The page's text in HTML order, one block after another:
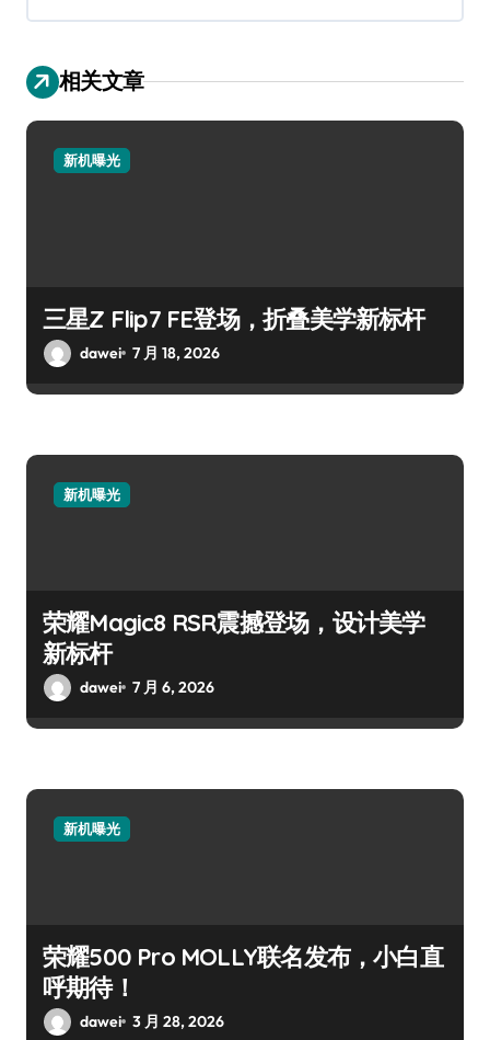
相关文章
新机曝光
三星Z Flip7 FE登场，折叠美学新标杆
dawei 7 月 18, 2026
新机曝光
荣耀Magic8 RSR震撼登场，设计美学
新标杆
dawei 7 月 6, 2026
新机曝光
荣耀500 Pro MOLLY联名发布，小白直
呼期待！
dawei 3 月 28, 2026